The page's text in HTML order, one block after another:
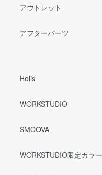
アウトレット
アフターパーツ
Holis
WORKSTUDIO
SMOOVA
WORKSTUDIO限定カラー